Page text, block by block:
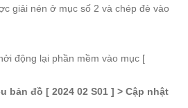
giải nén ở mục số 2 và chép đè vào
động lại phần mềm vào mục [
bản đồ [ 2024 02 S01 ] > Cập nhật